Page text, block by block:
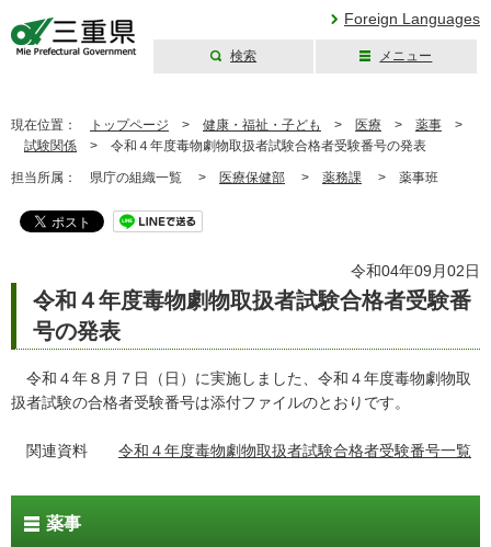
Foreign Languages
検索 メニュー
現在位置： トップページ > 健康・福祉・子ども > 医療 > 薬事 >
試験関係 > 令和４年度毒物劇物取扱者試験合格者受験番号の発表
担当所属： 県庁の組織一覧 > 医療保健部 > 薬務課 > 薬事班
令和04年09月02日
令和４年度毒物劇物取扱者試験合格者受験番
号の発表
令和４年８月７日（日）に実施しました、令和４年度毒物劇物取
扱者試験の合格者受験番号は添付ファイルのとおりです。
関連資料 令和４年度毒物劇物取扱者試験合格者受験番号一覧
薬事